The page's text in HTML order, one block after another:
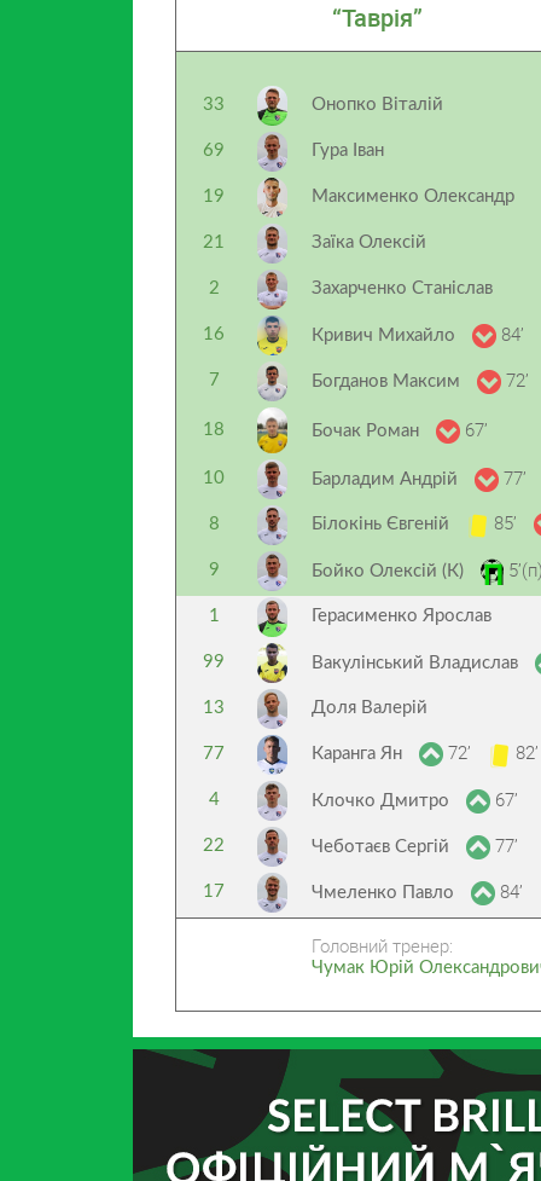
“Таврія”
33 Онопко Віталій
69 Гура Іван
19 Максименко Олександр
21 Заїка Олексій
2 Захарченко Станіслав
16 Кривич Михайло 84’
7 Богданов Максим 72’
18 Бочак Роман 67’
10 Барладим Андрій 77’
8 Білокінь Євгеній 85’
9 Бойко Олексій (К)
1 Герасименко Ярослав
99 Вакулінський Владислав
13 Доля Валерій
77 Каранга Ян 72’ 82’
4 Клочко Дмитро 67’
22 Чеботаєв Сергій 77’
17 Чмеленко Павло 84’
Головний тренер:
Чумак Юрій